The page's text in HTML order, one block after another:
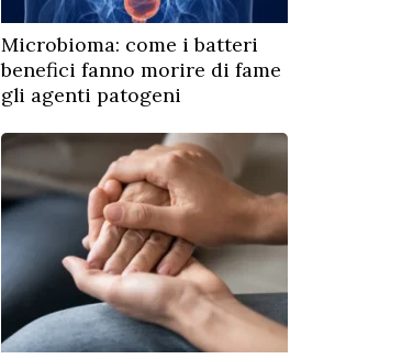
Microbioma: come i batteri
benefici fanno morire di fame
gli agenti patogeni